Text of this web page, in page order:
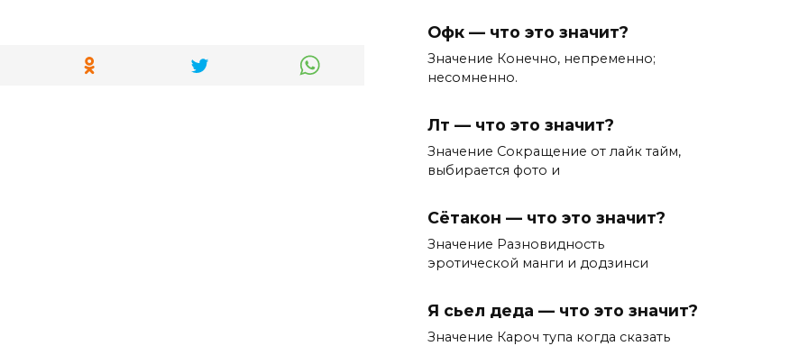
Офк — что это значит?
Значение Конечно, непременно;
несомненно.
Лт — что это значит?
Значение Сокращение от лайк тайм,
выбирается фото и
Сётакон — что это значит?
Значение Разновидность
эротической манги и додзинси
Я сьел деда — что это значит?
Значение Кароч тупа когда сказать